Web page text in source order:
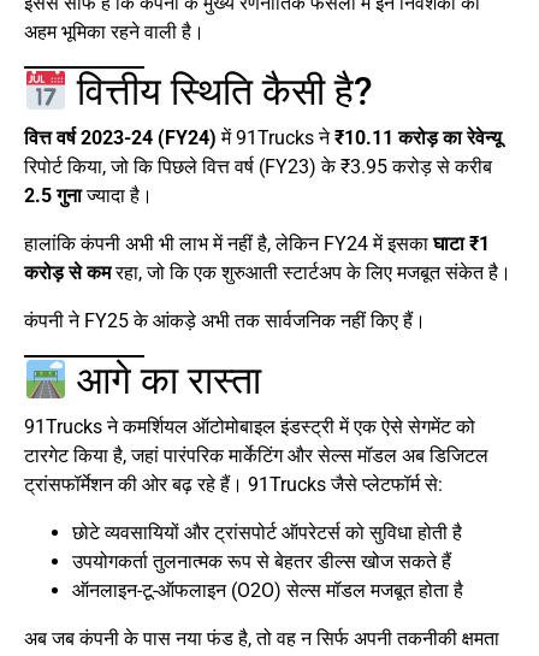
अहम भूमिका रहने वाली है।
वित्तीय स्थिति कैसी है?
वित्त वर्ष 2023-24 (FY24) में 91Trucks ने₹10.11 करोड़ का रेवेन्यू
रिपोर्ट किया, जो कि पिछले वित्त वर्ष (FY23) के ₹3.95 करोड़ से करीब
2.5 गुनाज्यादा है।
हालांकि कंपनी अभी भी लाभ में नहीं है, लेकिन FY24 में इसकाघाटा ₹1
करोड़ से कमरहा, जो कि एक शुरुआती स्टार्टअप के लिए मजबूत संकेत है।
कंपनी ने FY25 के आंकड़े अभी तक सार्वजनिक नहीं किए हैं।
आगे का रास्ता
91Trucks ने कमर्शियल ऑटोमोबाइल इंडस्ट्री में एक ऐसे सेगमेंट को
टारगेट किया है, जहां पारंपरिक मार्केटिंग और सेल्स मॉडल अब डिजिटल
ट्रांसफॉर्मेशन की ओर बढ़ रहे हैं। 91Trucks जैसे प्लेटफॉर्म से:
छोटे व्यवसायियों और ट्रांसपोर्ट ऑपरेटर्स को सुविधा होती है
उपयोगकर्ता तुलनात्मक रूप से बेहतर डील्स खोज सकते हैं
ऑनलाइन-टू-ऑफलाइन (O2O) सेल्स मॉडल मजबूत होता है
अब जब कंपनी के पास नया फंड है, तो वह न सिर्फ अपनी तकनीकी क्षमता